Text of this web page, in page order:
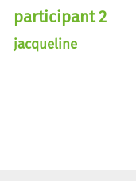
participant 2
jacqueline